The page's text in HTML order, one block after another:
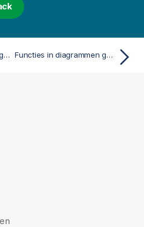
Werken met de uitdrukkingseditor Functies in diagrammen gebruiken